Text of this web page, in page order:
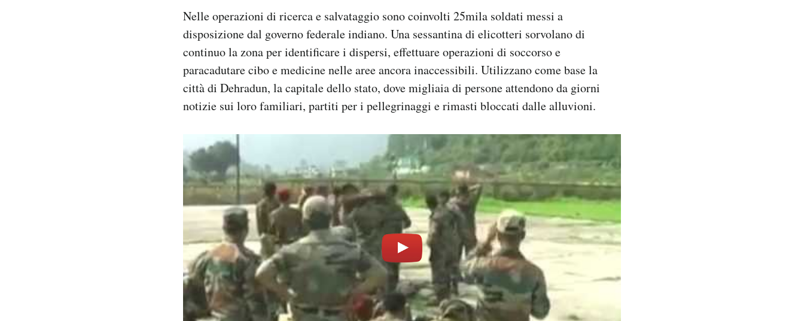
Nelle operazioni di ricerca e salvataggio sono coinvolti 25mila soldati messi a
disposizione dal governo federale indiano. Una sessantina di elicotteri sorvolano di
continuo la zona per identificare i dispersi, effettuare operazioni di soccorso e
paracadutare cibo e medicine nelle aree ancora inaccessibili. Utilizzano come base la
città di Dehradun, la capitale dello stato, dove migliaia di persone attendono da giorni
notizie sui loro familiari, partiti per i pellegrinaggi e rimasti bloccati dalle alluvioni.